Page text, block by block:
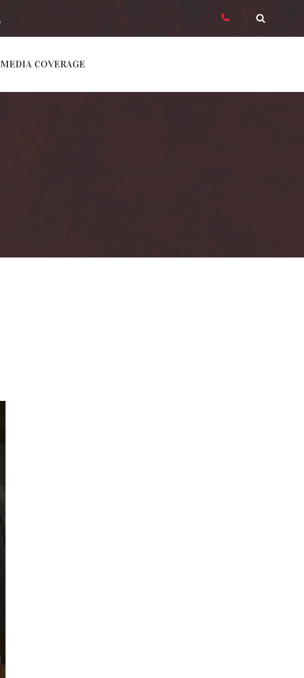
MEDIA COVERAGE